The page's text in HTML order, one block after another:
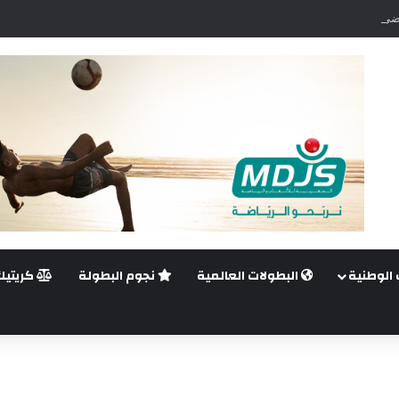
غيليرمي فيريرا يقترب من الجراحة بعد قطع في الرباط الصليبي
الوطنية البطولات العالمية نجوم البطولة